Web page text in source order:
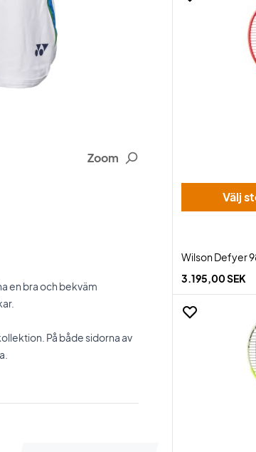
Zoom
en bra och bekväm
På både sidorna av
Wilson Defyer
3.195,00 SEK